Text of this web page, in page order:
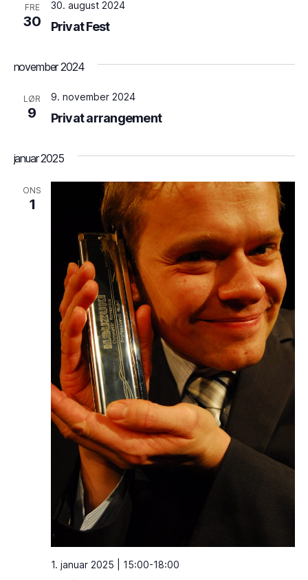
v
t
i
o
n
FRE
30 Privat Fest
30. august 2024
november 2024
LØR
9 Privat arrangement
9. november 2024
januar 2025
ONS
1
1. januar 2025 | 15:00-18:00